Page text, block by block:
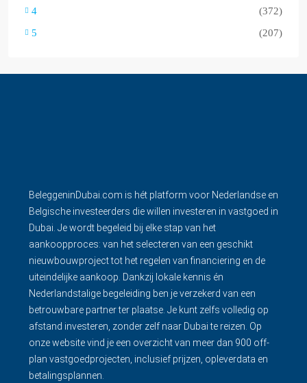
4
(372)
5
(207)
BeleggeninDubai.com is hét platform voor Nederlandse en
Belgische investeerders die willen investeren in vastgoed in
Dubai. Je wordt begeleid bij elke stap van het
aankoopproces: van het selecteren van een geschikt
nieuwbouwproject tot het regelen van financiering en de
uiteindelijke aankoop. Dankzij lokale kennis én
Nederlandstalige begeleiding ben je verzekerd van een
betrouwbare partner ter plaatse. Je kunt zelfs volledig op
afstand investeren, zonder zelf naar Dubai te reizen. Op
onze website vind je een overzicht van meer dan 900 off-
plan vastgoedprojecten, inclusief prijzen, opleverdata en
betalingsplannen.